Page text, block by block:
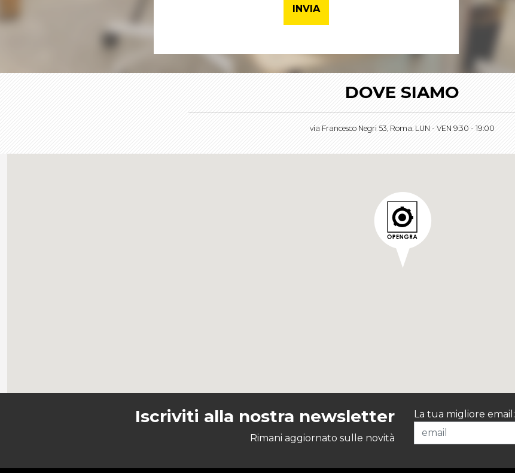
DOVE SIAMO
via Francesco Negri 53, Roma. LUN - VEN 9:30 - 19:00
Iscriviti alla nostra newsletter
Rimani aggiornato sulle novità
La tua migliore email: